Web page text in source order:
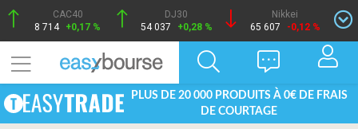
CAC40
8 714 +0,17 %
DJ30
54 037
+0,28 %
Nikkei
65 607
-0,12 %
PLUS DE 20 000 PRODUITS À 0€ DE FRAIS
DE COURTAGE